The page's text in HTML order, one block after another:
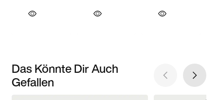
Das Könnte Dir Auch
Gefallen